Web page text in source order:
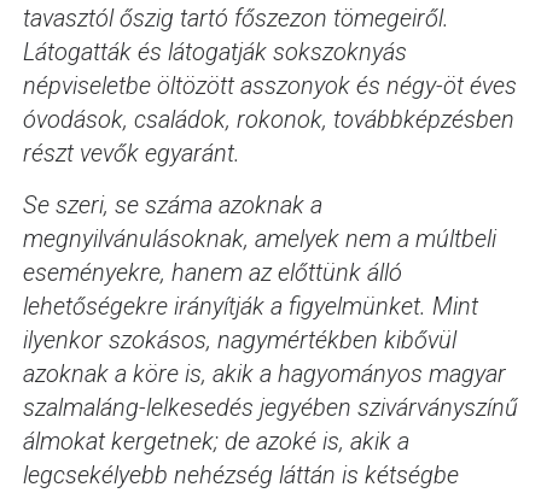
tavasztól őszig tartó főszezon tömegeiről.
Látogatták és látogatják sokszoknyás
népviseletbe öltözött asszonyok és négy-öt éves
óvodások, családok, rokonok, továbbképzésben
részt vevők egyaránt.
Se szeri, se száma azoknak a
megnyilvánulásoknak, amelyek nem a múltbeli
eseményekre, hanem az előttünk álló
lehetőségekre irányítják a figyelmünket. Mint
ilyenkor szokásos, nagymértékben kibővül
azoknak a köre is, akik a hagyományos magyar
szalmaláng-lelkesedés jegyében szivárványszínű
álmokat kergetnek; de azoké is, akik a
legcsekélyebb nehézség láttán is kétségbe